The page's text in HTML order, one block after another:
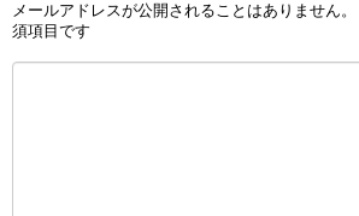
メールアドレスが公開されることはありません。
須項目です